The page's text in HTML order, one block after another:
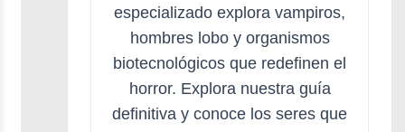
especializado explora vampiros,
hombres lobo y organismos
biotecnológicos que redefinen el
horror. Explora nuestra guía
definitiva y conoce los seres que